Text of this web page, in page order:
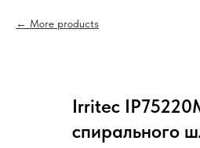
More products
Irritec
спирального